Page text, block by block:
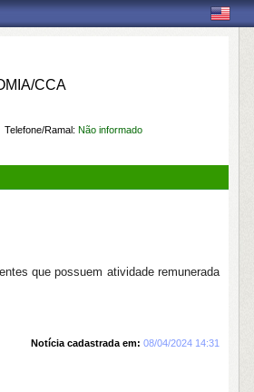
CCA
Telefone/Ramal: Não informado
que possuem atividade remunerada
Notícia cadastrada em: 08/04/2024 14:31